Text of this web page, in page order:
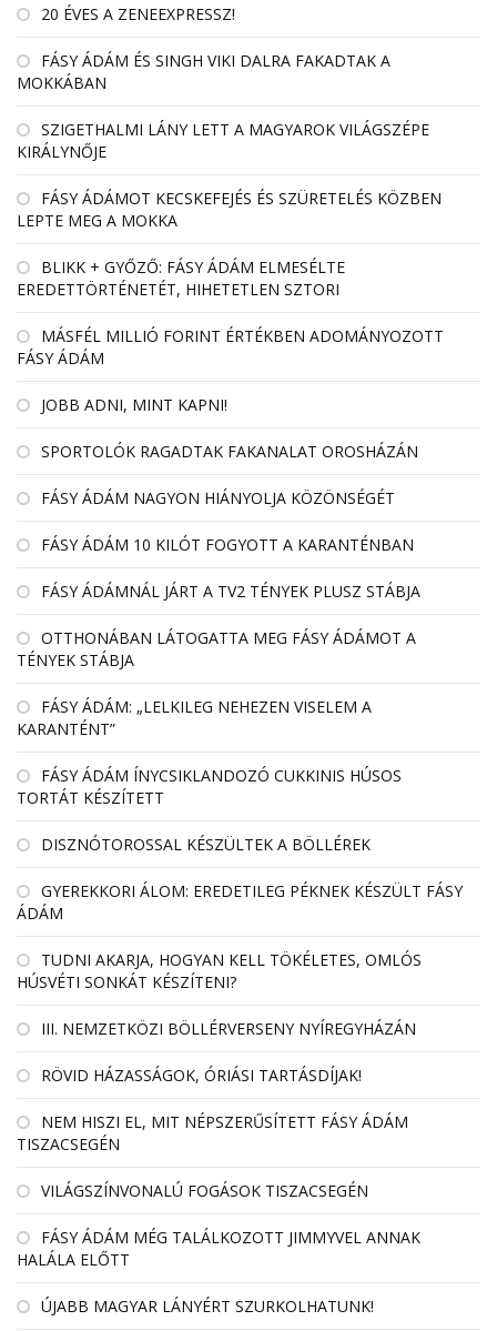
20 ÉVES A ZENEEXPRESSZ!
FÁSY ÁDÁM ÉS SINGH VIKI DALRA FAKADTAK A
MOKKÁBAN
SZIGETHALMI LÁNY LETT A MAGYAROK VILÁGSZÉPE
KIRÁLYNŐJE
FÁSY ÁDÁMOT KECSKEFEJÉS ÉS SZÜRETELÉS KÖZBEN
LEPTE MEG A MOKKA
BLIKK + GYŐZŐ: FÁSY ÁDÁM ELMESÉLTE
EREDETTÖRTÉNETÉT, HIHETETLEN SZTORI
MÁSFÉL MILLIÓ FORINT ÉRTÉKBEN ADOMÁNYOZOTT
FÁSY ÁDÁM
JOBB ADNI, MINT KAPNI!
SPORTOLÓK RAGADTAK FAKANALAT OROSHÁZÁN
FÁSY ÁDÁM NAGYON HIÁNYOLJA KÖZÖNSÉGÉT
FÁSY ÁDÁM 10 KILÓT FOGYOTT A KARANTÉNBAN
FÁSY ÁDÁMNÁL JÁRT A TV2 TÉNYEK PLUSZ STÁBJA
OTTHONÁBAN LÁTOGATTA MEG FÁSY ÁDÁMOT A
TÉNYEK STÁBJA
FÁSY ÁDÁM: „LELKILEG NEHEZEN VISELEM A
KARANTÉNT”
FÁSY ÁDÁM ÍNYCSIKLANDOZÓ CUKKINIS HÚSOS
TORTÁT KÉSZÍTETT
DISZNÓTOROSSAL KÉSZÜLTEK A BÖLLÉREK
GYEREKKORI ÁLOM: EREDETILEG PÉKNEK KÉSZÜLT FÁSY
ÁDÁM
TUDNI AKARJA, HOGYAN KELL TÖKÉLETES, OMLÓS
HÚSVÉTI SONKÁT KÉSZÍTENI?
III. NEMZETKÖZI BÖLLÉRVERSENY NYÍREGYHÁZÁN
RÖVID HÁZASSÁGOK, ÓRIÁSI TARTÁSDÍJAK!
NEM HISZI EL, MIT NÉPSZERŰSÍTETT FÁSY ÁDÁM
TISZACSEGÉN
VILÁGSZÍNVONALÚ FOGÁSOK TISZACSEGÉN
FÁSY ÁDÁM MÉG TALÁLKOZOTT JIMMYVEL ANNAK
HALÁLA ELŐTT
ÚJABB MAGYAR LÁNYÉRT SZURKOLHATUNK!